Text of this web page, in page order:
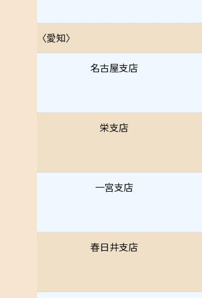
〈愛知〉
名古屋支店
栄支店
一宮支店
春日井支店